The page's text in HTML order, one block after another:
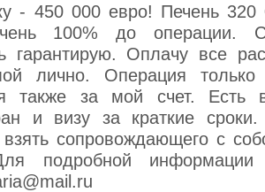
- 450 000 евро! Печень
100% до операции.
гарантирую. Оплачу все
лично. Операция
также за мой счет. Есть
и визу за краткие
взять сопровождающего с
Для подробной